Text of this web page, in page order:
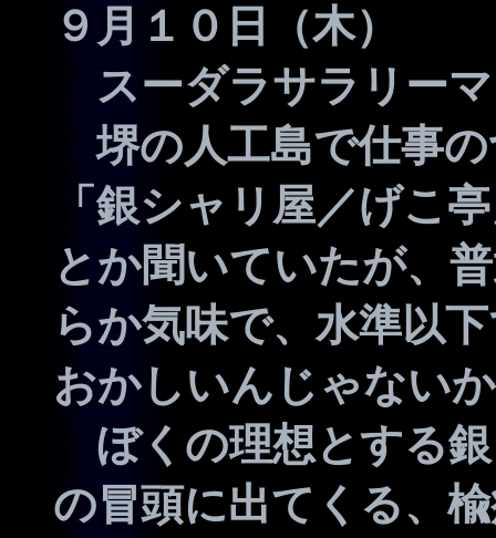
９月１０日（木）
スーダラサラリー
堺の人工島で仕事
「銀シャリ屋／げこ
とか聞いていたが、
らか気味で、水準以
おかしいんじゃない
ぼくの理想とする
の冒頭に出てくる、